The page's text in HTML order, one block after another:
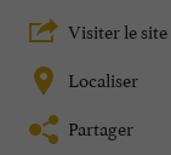
Visiter le
Localiser
Partager